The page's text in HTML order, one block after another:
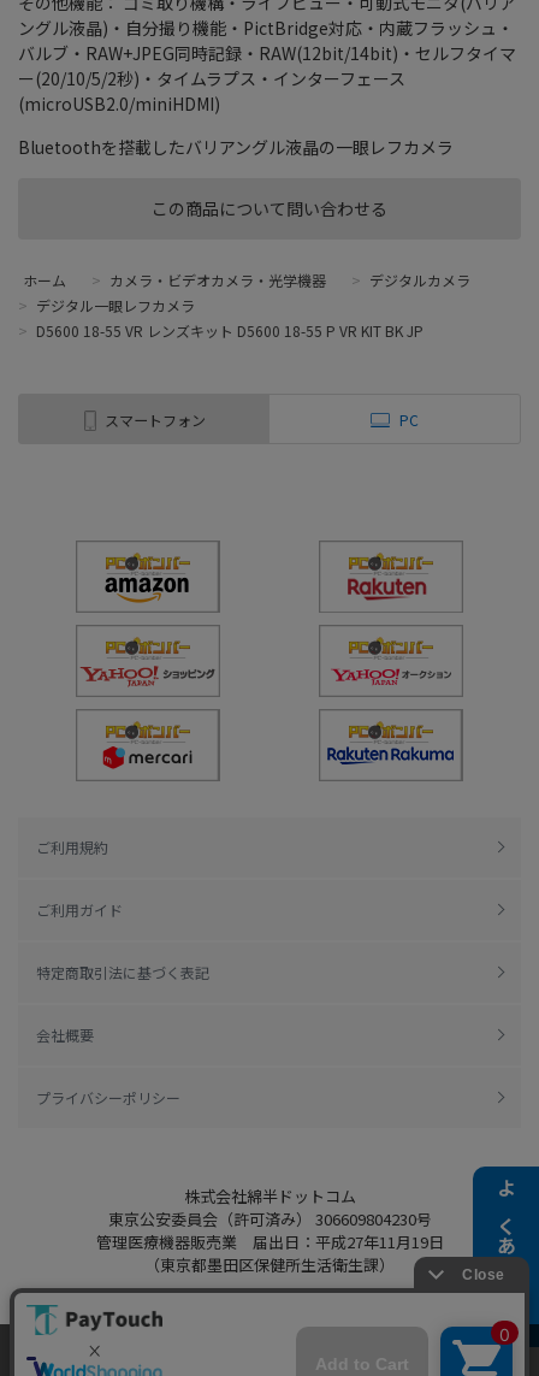
よくある質問
この商品について問い合わせる
ングル液晶)・自分撮り機能・PictBridge対応・内蔵フラッシュ・
バルブ・RAW+JPEG同時記録・RAW(12bit/14bit)・セルフタイマ
ー(20/10/5/2秒)・タイムラプス・インターフェース
(microUSB2.0/miniHDMI)
Bluetoothを搭載したバリアングル液晶の一眼レフカメラ
ホーム > カメラ・ビデオカメラ・光学機器 > デジタルカメラ
> デジタル一眼レフカメラ
> D5600 18-55 VR レンズキット D5600 18-55 P VR KIT BK JP
スマートフォン PC
ご利用規約
ご利用ガイド
特定商取引法に基づく表記
会社概要
プライバシーポリシー
株式会社綿半ドットコム
東京公安委員会（許可済み） 306609804230号
管理医療機器販売業 届出日：平成27年11月19日
（東京都墨田区保健所生活衛生課）
当ウェブサイトでは、お客様により良いサービス